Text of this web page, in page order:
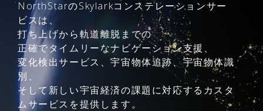
NorthStarのSkylarkコンステレーションサー
ビスは、
打ち上げから軌道離脱までの
正確でタイムリーなナビゲーション支援、
変化検出サービス、宇宙物体追跡、宇宙物体識
別、
そして新しい宇宙経済の課題に対応するカスタ
ムサービスを提供します。